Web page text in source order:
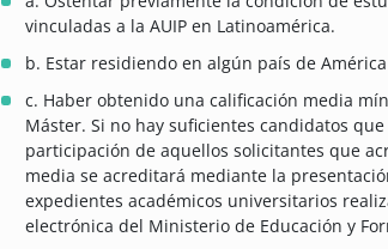
vinculadas a la AUIP en Latinoamérica.
b. Estar residiendo en algún país de
c. Haber obtenido una calificación media
Máster. Si no hay suficientes candidatos
participación de aquellos solicitantes que
media se acreditará mediante la
expedientes académicos universitarios
electrónica del Ministerio de Educación y